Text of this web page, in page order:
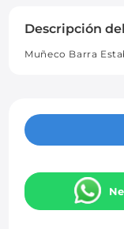
Descripción
Muñeco Barra